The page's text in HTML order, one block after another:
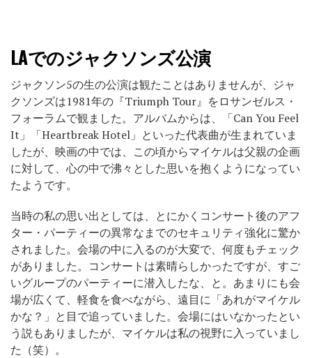
LAでのジャクソンズ公演
ジャクソン5の生の公演は観たことはありませんが、ジャ
クソンズは1981年の『Triumph Tour』をロサンゼルス・
フォーラムで観ました。アルバムからは、「Can You Feel
It」「Heartbreak Hotel」といった代表曲が生まれていま
したが、映画の中では、この頃からマイケルは父親の企画
に対して、心の中で沸々とした思いを抱くようになってい
たようです。
当時の私の思い出としては、とにかくコンサート後のアフ
ター・パーティーの異常なまでのセキュリティ強化に驚か
されました。会場の中に入るのが大変で、何度もチェック
がありました。コンサートは素晴らしかったですが、すご
いグループのパーティーに潜入したな、と。あまりにも会
場が広くて、軽食を食べながら、遠目に「あれがマイケル
かな？」と目で追っていました。会場にはいなかったとい
う説もありましたが、マイケルは私の視野に入っていまし
た（笑）。